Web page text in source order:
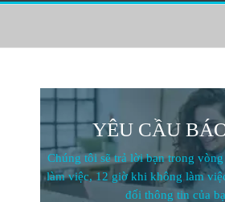
YÊU CẦU
Chúng tôi sẽ trả lời bạn trong
làm việc, 12 giờ khi không làm
đối thông tin của